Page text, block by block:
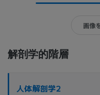
画像
解剖学的階層
人体解剖学2